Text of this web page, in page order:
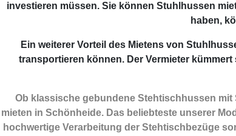
investieren müssen. Sie können Stuhlhussen
haben,
Ein weiterer Vorteil des Mietens von
transportieren können. Der Vermieter
Ob klassische gebundene Stehtischhussen
mieten in Schönheide. Das beliebteste unserer
hochwertige Verarbeitung der Stehtischbezüge